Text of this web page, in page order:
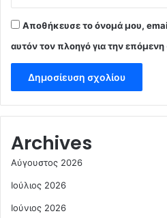
Αποθήκευσε το όνομά μου,
αυτόν τον πλοηγό για την
Archives
Αύγουστος 2026
Ιούλιος 2026
Ιούνιος 2026